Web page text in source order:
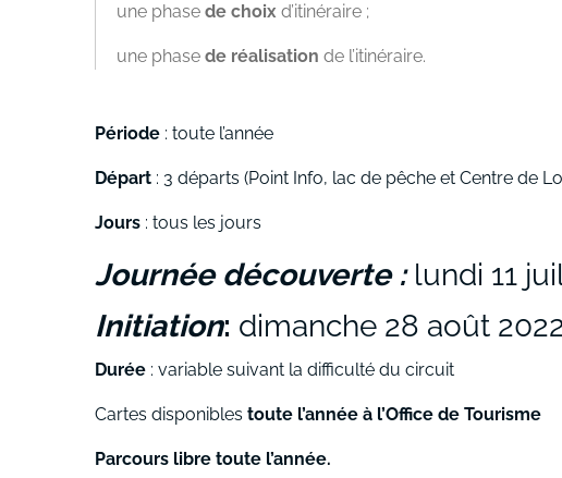
une phase de choix d’itinéraire ;
une phase de réalisation de l’itinéraire.
Période : toute l’année
Départ : 3 départs (Point Info, lac de pêche et Centre de
Jours : tous les jours
Journée découverte : lundi 11
Initiation: dimanche 28 août
Durée : variable suivant la difficulté du circuit
Cartes disponibles toute l’année à l’Office de Tourisme
Parcours libre toute l’année.